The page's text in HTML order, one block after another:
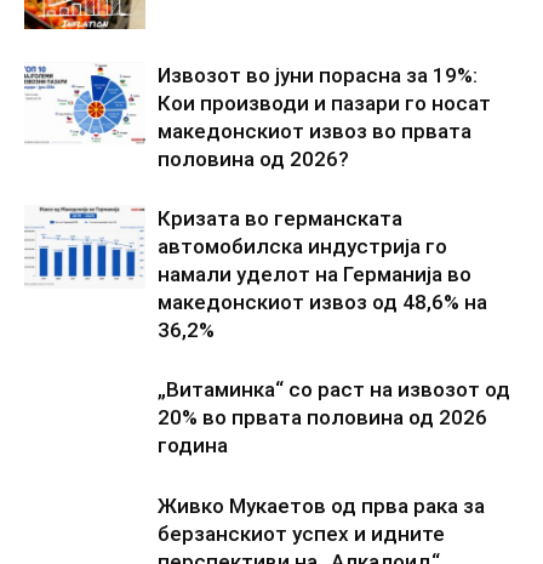
Извозот во јуни порасна за 19%:
Кои производи и пазари го носат
македонскиот извоз во првата
половина од 2026?
Кризата во германската
автомобилска индустрија го
намали уделот на Германија во
македонскиот извоз од 48,6% на
36,2%
„Витаминка“ со раст на извозот од
20% во првата половина од 2026
година
Живко Мукаетов од прва рака за
берзанскиот успех и идните